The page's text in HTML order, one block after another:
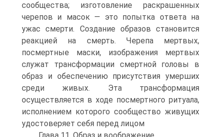
сообщества; изготовление раскрашен­ных
черепов и масок — это попытка ответа на
ужас смерти. Создание образов становится
реакцией на смерть. Черепа мертвых,
посмертные маски, изображения мертвых
служат трансформации смертной голо­вы в
образ и обеспечению присутствия умерших
среди живых. Эта трансформация
осуществляется в ходе посмертного ритуала,
испол­нением которого сообщество живущих
удостоверяет себя перед лицом